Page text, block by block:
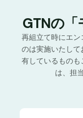
GTNの「
再組立て時にエ
のは実施いたし
有しているもの
は、担